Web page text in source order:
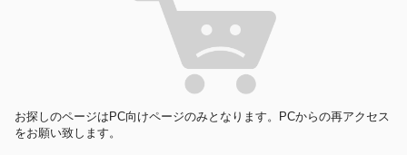
お探しのページはPC向けページのみとなります。PCからの再アクセス
をお願い致します。